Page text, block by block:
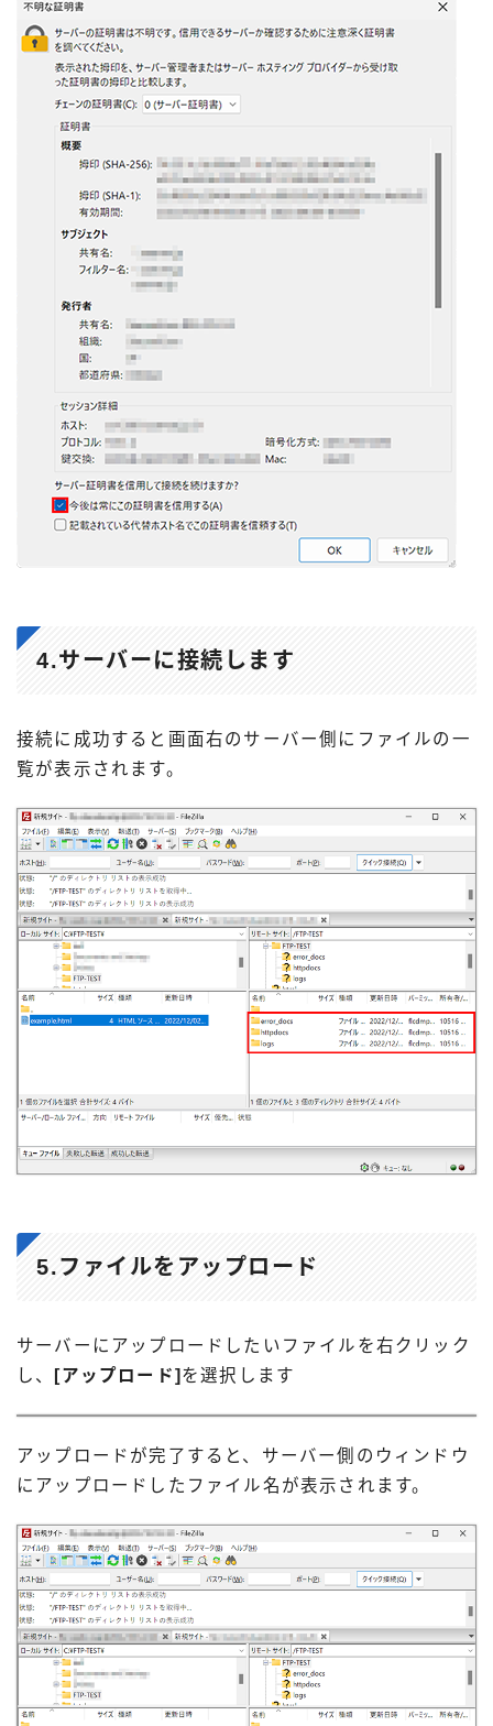
4.サーバーに接続します
接続に成功すると画面右のサーバー側にファイルの一
覧が表示されます。
5.ファイルをアップロード
サーバーにアップロードしたいファイルを右クリック
し、
[アップロード] を選択します
アップロードが完了すると、サーバー側のウィンドウ
にアップロードしたファイル名が表示されます。